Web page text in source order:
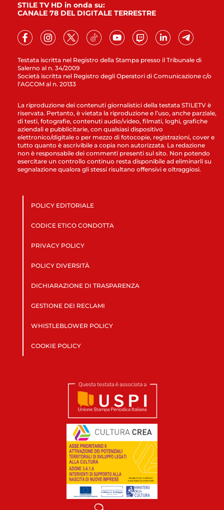
Testata iscritta nel Registro della Stampa presso il Tribunale di
Salerno al n. 34/2009
Società iscritta nel Registro degli Operatori di Comunicazione c/o
l’AGCOM al n. 20133
STILE TV HD in onda su:
CANALE 78 DEL DIGITALE TERRESTRE
La riproduzione dei contenuti giornalistici della testata STILETV è
riservata. Pertanto, è vietata la riproduzione e l’uso, anche parziale,
di testi, fotografie, contenuti audio/video, filmati, loghi, grafiche
aziendali e pubblicitarie, con qualsiasi dispositivo
elettronico/digitale o per mezzo di fotocopie, registrazioni, cover e
tutto quanto è ascrivibile a copia non autorizzata. La redazione
non è responsabile dei commenti presenti sul sito. Non potendo
esercitare un controllo continuo resta disponibile ad eliminarli su
segnalazione qualora gli stessi risultano offensivi e oltraggiosi.
POLICY EDITORIALE
CODICE ETICO CONDOTTA
PRIVACY POLICY
POLICY DIVERSITÀ
DICHIARAZIONE DI TRASPARENZA
GESTIONE DEI RECLAMI
WHISTLEBLOWER POLICY
COOKIE POLICY